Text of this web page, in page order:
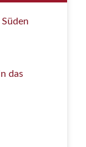
das